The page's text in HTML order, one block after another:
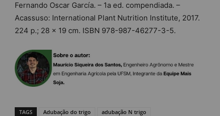
Fernando Oscar García. – 1a ed. compendiada. –
Acassuso: International Plant Nutrition Institute, 2017.
224 p.; 28 x 19 cm. ISBN 978-987-46277-3-5.
TAGS Adubação do trigo
adubação N trigo